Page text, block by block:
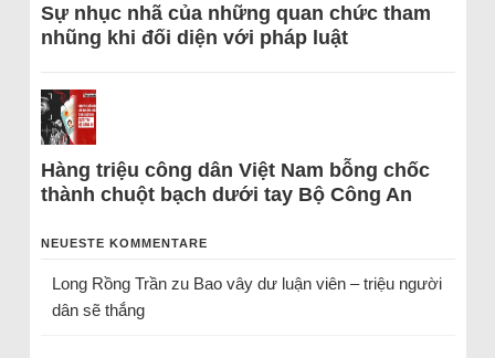
Sự nhục nhã của những quan chức tham
nhũng khi đối diện với pháp luật
Hàng triệu công dân Việt Nam bỗng chốc
thành chuột bạch dưới tay Bộ Công An
NEUESTE KOMMENTARE
Long Rồng Trầnzu Bao vây dư luận viên – triệu người
dân sẽ thắng